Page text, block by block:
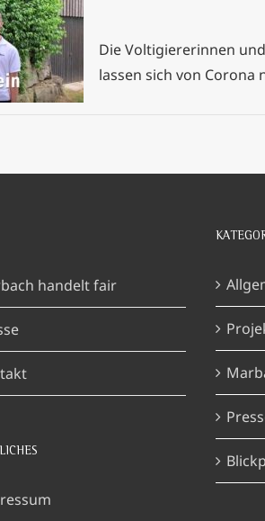
ist
Die Voltigiererinnen
lassen sich von Corona
handelt fair